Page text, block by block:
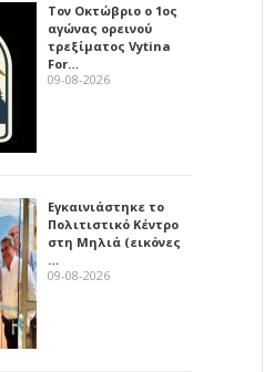
Τον Οκτώβριο ο 1ος
αγώνας ορεινού
τρεξίματος Vytina
For…
09-08-2026
Εγκαινιάστηκε το
Πολιτιστικό Κέντρο
στη Μηλιά (εικόνες
…
09-08-2026